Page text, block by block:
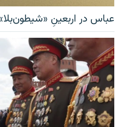
عباس در اربعینِ